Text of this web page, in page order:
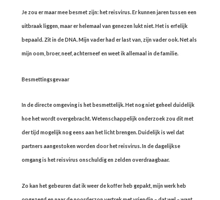
Je zou er maar mee besmet zijn: het reisvirus. Er kunnen jaren tussen een
uitbraak liggen, maar er helemaal van genezen lukt niet. Het is erfelijk
bepaald. Zit in de DNA. Mijn vader had er last van, zijn vader ook. Net als
mijn oom, broer, neef, achterneef en weet ik allemaal in de familie.
Besmettingsgevaar
In de directe omgeving is het besmettelijk. Het nog niet geheel duidelijk
hoe het wordt overgebracht. Wetenschappelijk onderzoek zou dit met
der tijd mogelijk nog eens aan het licht brengen. Duidelijk is wel dat
partners aangestoken worden door het reisvirus. In de dagelijkse
omgang is het reisvirus onschuldig en zelden overdraagbaar.
Zo kan het gebeuren dat ik weer de koffer heb gepakt, mijn werk heb